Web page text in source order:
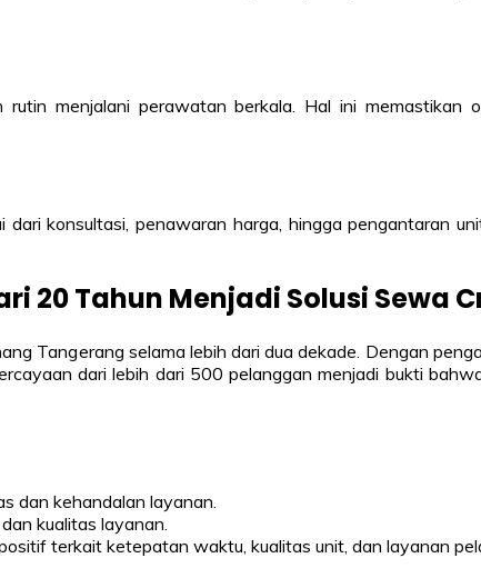
menjalani perawatan berkala. Hal ini memastikan
konsultasi, penawaran harga, hingga pengantaran
20 Tahun Menjadi Solusi Sewa
Tangerang selama lebih dari dua dekade. Dengan
dari lebih dari 500 pelanggan menjadi bukti
dan kehandalan layanan.
kualitas layanan.
terkait ketepatan waktu, kualitas unit, dan layanan